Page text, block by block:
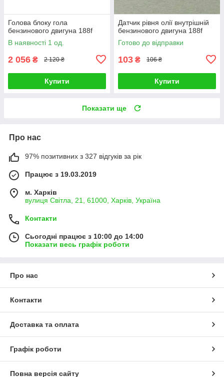
Голова блоку гола
бензинового двигуна 188f
В наявності 1 од.
2 056 ₴ 2 120 ₴
Купити
Датчик рівня олії внутрішній
бензинового двигуна 188f
Готово до відправки
103 ₴ 106 ₴
Купити
Показати ще
Про нас
97% позитивних з 327 відгуків за рік
Працює з 19.03.2019
м. Харків
вулиця Світла, 21, 61000, Харків, Україна
Контакти
Сьогодні працює з 10:00 до 14:00
Показати весь графік роботи
Про нас
Контакти
Доставка та оплата
Графік роботи
Повна версія сайту